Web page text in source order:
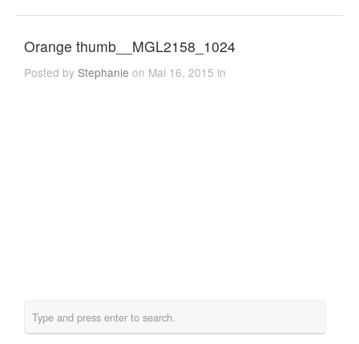
Orange thumb__MGL2158_1024
Posted byStephanie on Mai 16, 2015 in